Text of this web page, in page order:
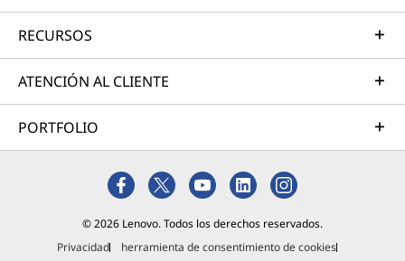
RECURSOS
ATENCIÓN AL CLIENTE
PORTFOLIO
© 2026 Lenovo. Todos los derechos reservados.
Privacidad
herramienta de consentimiento de cookies